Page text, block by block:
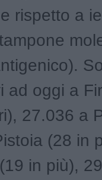
rispetto a
ad oggi a
27.036 a
(28 in
in più),